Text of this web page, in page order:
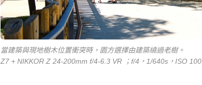
當建築與現地樹木位置衝突時，園方選擇由建築繞過老樹。
Z7 + NIKKOR Z 24-200mm f/4-6.3 VR ；f/4，1/640s，ISO 100